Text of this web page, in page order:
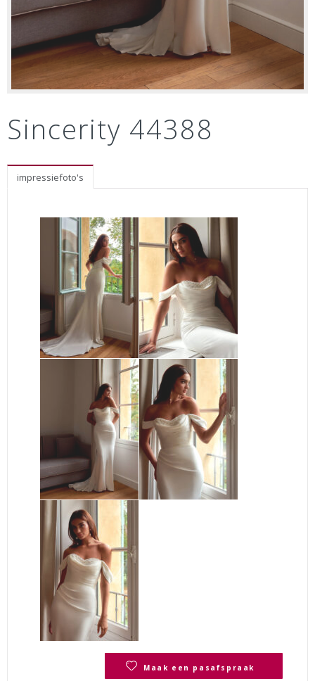
Sincerity 44388
impressiefoto's
Maak een pasafspraak